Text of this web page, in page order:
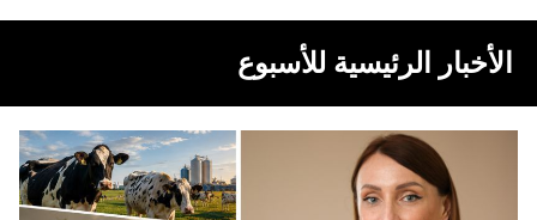
الأخبار الرئيسية للأسبوع